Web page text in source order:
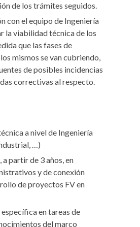
de los trámites seguidos.
con el equipo de Ingeniería
la viabilidad técnica de los
que las fases de
mismos se van cubriendo,
de posibles incidencias
correctivas al respecto.
a nivel de Ingeniería
…)
a partir de 3 años, en
y de conexión
de proyectos FV en
en tareas de
del marco